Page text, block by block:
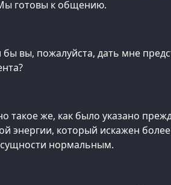
готовы к общению.
вы, пожалуйста, дать мне
такое же, как было указано
энергии, который искажен более
сущности нормальным.